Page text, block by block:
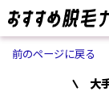
前のページに戻る
大